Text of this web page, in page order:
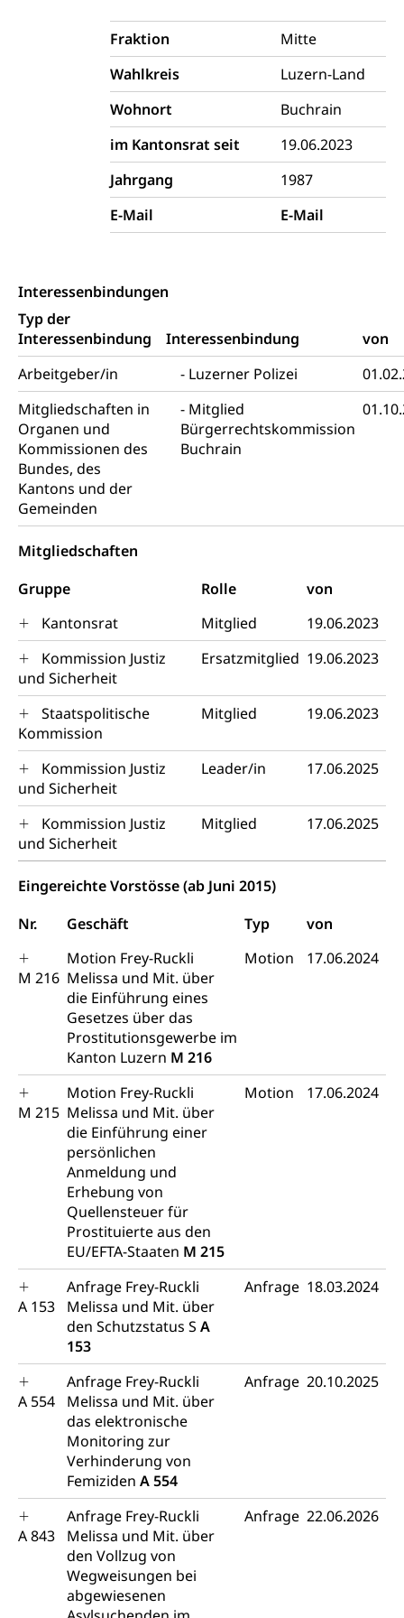
Fraktion
Mitte
Wahlkreis
Luzern-Land
Wohnort
Buchrain
im Kantonsrat seit
19.06.2023
Jahrgang
1987
E-Mail
E-Mail
Interessenbindungen
Typ der
Interessenbindung
Interessenbindung
von
Arbeitgeber/in
Luzerner Polizei
Mitgliedschaften in
Organen und
Kommissionen des
Bundes, des
Kantons und der
Gemeinden
Mitglied
Bürgerrechtskommission
Buchrain
Mitgliedschaften
Gruppe
Rolle
von
Kantonsrat
Mitglied
19.06.2023
Kommission Justiz
und Sicherheit
Ersatzmitglied 19.06.2023
Staatspolitische
Kommission
Mitglied 19.06.2023
Kommission Justiz
und Sicherheit
Leader/in 17.06.2025
Kommission Justiz
und Sicherheit
Mitglied 17.06.2025
Eingereichte Vorstösse (ab Juni 2015)
Nr.
Geschäft Typ von
M 216
Motion Frey-Ruckli
Melissa und Mit. über
die Einführung eines
Gesetzes über das
Prostitutionsgewerbe im
Kanton Luzern M 216
Motion 17.06.2024
M 215
Motion Frey-Ruckli
Melissa und Mit. über
die Einführung einer
persönlichen
Anmeldung und
Erhebung von
Quellensteuer für
Prostituierte aus den
EU/EFTA-Staaten M 215
Motion 17.06.2024
A 153
Anfrage Frey-Ruckli
Melissa und Mit. über
den Schutzstatus S A
153
Anfrage 18.03.2024
A 554
Anfrage Frey-Ruckli
Melissa und Mit. über
das elektronische
Monitoring zur
Verhinderung von
Femiziden A 554
Anfrage 20.10.2025
A 843
Anfrage Frey-Ruckli
Melissa und Mit. über
den Vollzug von
Wegweisungen bei
abgewiesenen
Anfrage 22.06.2026
Luzern)
Kranken- und Unfallversicherung
Lebensmittel
Prävention
Gesundheitsvorsorge, Wellness, Unfallverhütung,
Suchtprävention, Alkoholprävention,
Tabakprävention, Primärprävention,
Sekundärprävention, Tertiärprävention
Darmkrebsvorsorge
Kantonales Tabakpräventionsprogramm
Gesundheitsförderung
Gesundheitsversorgung
Soziale Sicherheit
Sozialversicherungen, Sozialpolitik,
Arbeitslosenversicherung,
Mutterschaftsversicherung, Krankenversicherung,
Unfallversicherung, Invalidenversicherung,
Kranken- und Unfallversicherung
Krankenversicherung (WAS Luzern)
Existenzsicherung - Sozialhilfe
Soziales und Gesellschaft (Dienststelle)
Opferhilfe
Arbeitslosenversicherung (WAS Luzern)
Invalidenversicherung (WAS Luzern)
Soziale Sicherheit
Sucht und Drogen
Drogenabhängigkeit, Drogensucht,
Medikamentenabhängigkeit,
Arzneimittelabhängigkeit, Suchtkrankheit,
Drogenabhängige, Drogensüchtige,
Betäubungsmittel, Suchtmittel, Psychopharmaka
Fachstelle Sucht Region Luzern
Drogen (Polizei)
Gesundheitsversorgung
Gesundheitsversorgung, Spital, Pflegeinitiative,
Ambulant vor stationär, AVOS, Patientendossier
AHV / IV
Altersrente, Invalidenrente, Witwenrente,
Sozialversicherung, Vorsorgeeinrichtung,
Pensionskasse, erste Säule, zweite Säule, dritte
Säule, Hilflosenentschädigung,
Ergänzungsleistungen, Altersvorsorge,
Todesfallversicherung
Hilfslosenentschädigung (WAS Luzern)
AHV-Hinterlassenenrente (WAS Luzern)
Informationsstelle AHV/IV
Ergänzungsleistungen (EL) (WAS Luzern)
AHV-Altersrente (WAS Luzern)
IV-Leistungen (WAS Luzern)
Behinderung
Körperbehinderung, körperliche Behinderung,
geistige Behinderung, psychische Behinderung,
Erwerbsunfähigkeit, Behinderte
Inklusion im Sport
Menschen mit Behinderungen
Kultur und Medien
Archive und Bibliotheken
Bücher, Bundesarchiv, Landesbibliothek
Staatsarchiv Luzern
Zentral- und Hochschulbibliothek
Archiv der Denkmalpflege
Kulturelle Einrichtungen
Museen, Theater, Bibliotheken
Dienststelle Kultur
Kunst & Kultur (Luzern Tourismus)
Kulturförderung
Kulturpolitik, Sprachförderung, Denkmalpflege,
kulturelles Angebot, Kulturerbe, kulturelles Erbe,
Nachwuchsförderung, Vermittlung, Selektive
Förderung, Kulturausschreibungen, Kulturpreis,
Werkbeitrag, Produktionsbeitrag, Recherche,
Bildende Kunst, Angewandte Kunst, Theater/Tanz,
Musik, Entwicklung, Programmbeiträge,
Filmförderung, Regionale Förderfonds,
Werkankäufe, Kunstankäufe, Kunst und Bau, Schule
und Kultur, Kulturgesuche, Kulturvermittlung
Kulturförderung und Vermittlung
Angebote für Schulklassen
Zentralschweizer Filmförderung
Mobilität
Schiene und öffentlicher Verkehr
Schienenverkehr, Zugverkehr, Bahnverkehr,
Transportmittel, öffentlicher Verkehr
Verkehrsverbund Luzern VVL
Öffentlicher Verkehr Luzern Mobil
Schifffahrt
Schiffsverkehr, Binnenschifffahrt, Seeschifffahrt,
Flussschifffahrt
Schifffahrt (Strassenverkehrsamt)
Strasse
Autoverkehr, Lastwagenverkehr, Schwerverkehr,
leistungsabhängige Schwerverkehrsabgabe,
Langsamverkehr, Transportmittel, Auto, Motorrad,
Individualverkehr
zentras (Betrieb und Unterhalt LU, OW, NW,